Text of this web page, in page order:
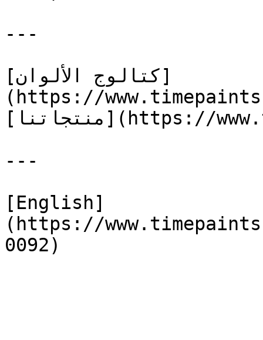
---
[كتالوج الألوان]
(https://
[منتجاتنا](https://www.timepaints.com/ar/products)
---
[English]
(https://
0092)